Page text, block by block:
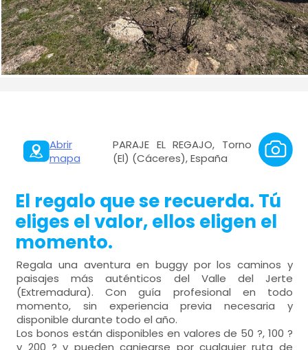
Abrir
mapa
PARAJE EL REGAJO, Torno
(El) (Cáceres), España
El regalo que se recuerda. Tú
eliges el valor, ellos eligen el
momento.
Regala una aventura en buggy por los caminos y
paisajes más auténticos del Valle del Jerte
(Extremadura). Con guía profesional en todo
momento, sin experiencia previa necesaria y
disponible durante todo el año.
Los bonos están disponibles en valores de 50 ?, 100 ?
y 200 ? y pueden canjearse por cualquier ruta de